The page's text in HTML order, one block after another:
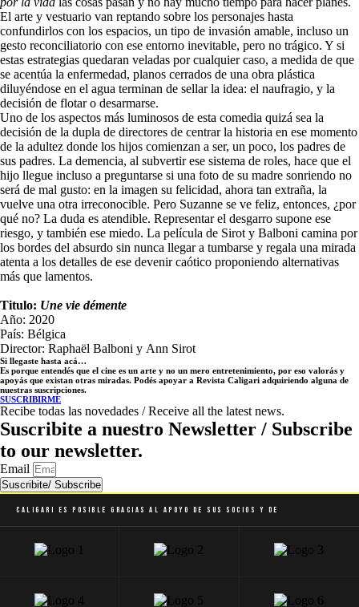
El arte y vestuario van reptando sobre los personajes hasta
confundirlos con los espacios, un tipo de invasión amable, incluso un
gesto reconciliatorio con ese entorno inevitable, pero no trágico. Y si
estas estrategias quedaran veladas por cualquier caso, a medida de que
se acentúa la enfermedad, planos cerrados de una obra plástica
diluyéndose en el agua terminan de sellar la idea: el naufragio, y la
decisión de flotar o desarmarse.
Uno de los aspectos más luminosos de esta comedia quizá sea la
decisión de la dupla de directores de centrar la historia en ese momento
de la adultez donde los hijos comienzan a ser, un poco, los padres de
sus padres. La demencia, al subvertir ese sistema de roles, hace que el
hijo llegue incluso a preguntarse si una foto de su madre sonriendo no
será de mal gusto: en la imagen su felicidad, ahora tan extraña, la
vuelve una otra irreconocible. Pero Suzanne se ve feliz, entonces, ¿por
qué no? La duda es atendible. Representar el desgarro supone ese
riesgo, y también ese miedo. La película de Sirot y Balboni camina por
los bordes del absurdo sin nunca llegar a tumbarse y regala una mirada
atenta a los detalles de ese devenir caótico proponiendo alternativas
más que lamentos.
Titulo: Une vie démente
Año: 2020
País: Bélgica
Director: Raphaël Balboni y Ann Sirot
Si llegaste hasta acá…
Es porque entendés que el cine es un arte y no un mero entretenimiento, por eso valorás y
apoyás que existan otras miradas. Podés apoyar a Revista Caligari adquiriendo alguna de
nuestras suscripciones.
SUSCRIBIRME
Recibe todas las novedades / Receive all the latest news.
Suscribite a nuestro Newsletter / Subscribe
to our newsletter.
Email
Suscribite/ Subscribe
Caligari es posible gracias al apoyo de sus socios y de